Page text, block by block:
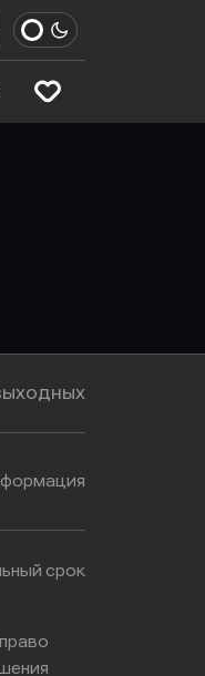
срок